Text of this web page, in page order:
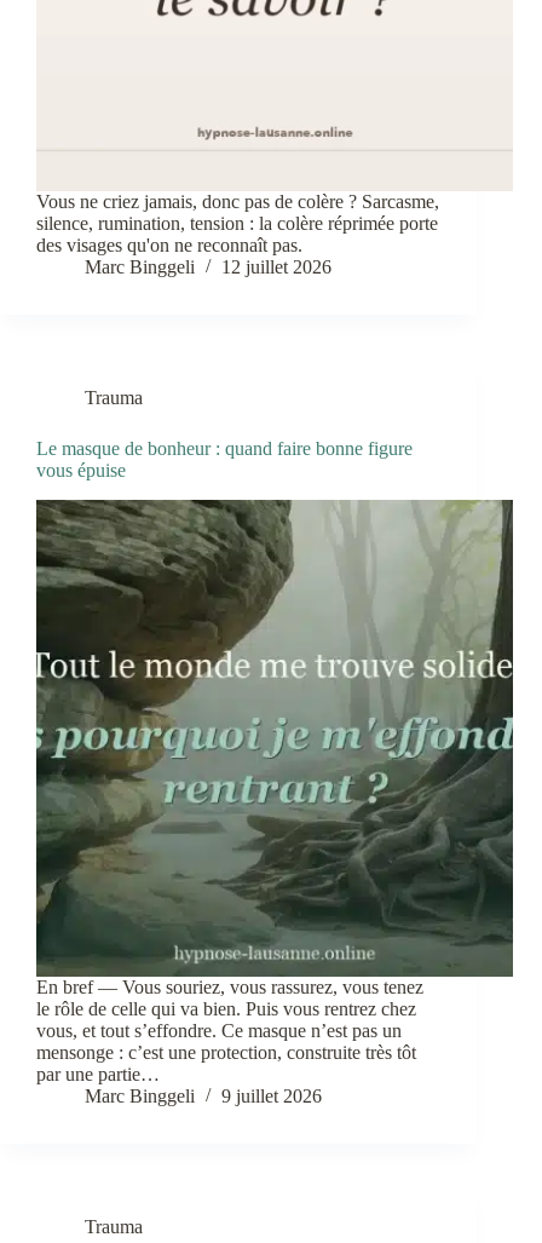
Vous ne criez jamais, donc pas de colère ? Sarcasme,
silence, rumination, tension : la colère réprimée porte
des visages qu'on ne reconnaît pas.
Marc Binggeli
12 juillet 2026
Trauma
Le masque de bonheur : quand faire bonne figure
vous épuise
En bref — Vous souriez, vous rassurez, vous tenez
le rôle de celle qui va bien. Puis vous rentrez chez
vous, et tout s’effondre. Ce masque n’est pas un
mensonge : c’est une protection, construite très tôt
par une partie…
Marc Binggeli
9 juillet 2026
Trauma